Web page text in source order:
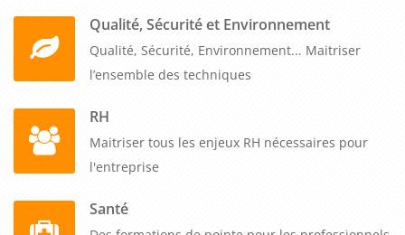
Qualité, Sécurité et Environnement
Qualité, Sécurité, Environnement... Maitriser
l’ensemble des techniques
RH
Maitriser tous les enjeux RH nécessaires pour
l'entreprise
Santé